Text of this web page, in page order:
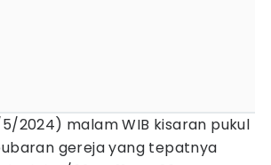
2024) malam WIB kisaran pukul
gereja yang tepatnya